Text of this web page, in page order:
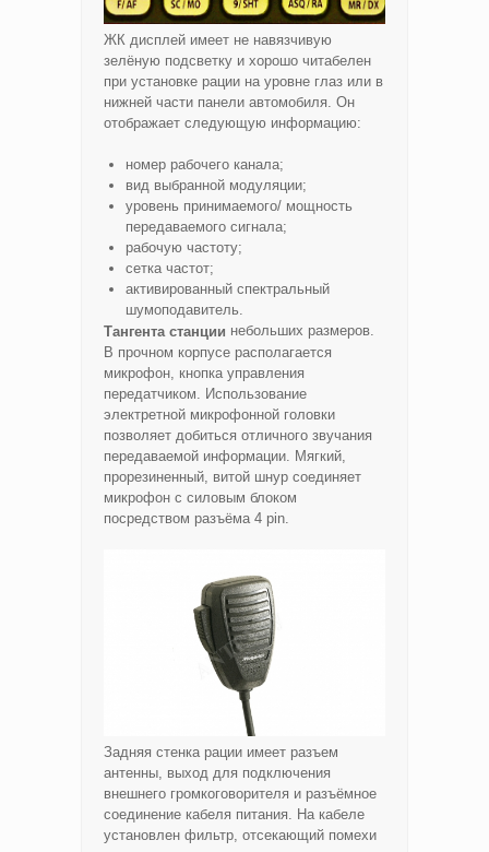
ЖК дисплей имеет не навязчивую
зелёную подсветку и хорошо читабелен
при установке рации на уровне глаз или в
нижней части панели автомобиля. Он
отображает следующую информацию:
номер рабочего канала;
вид выбранной модуляции;
уровень принимаемого/ мощность
передаваемого сигнала;
рабочую частоту;
сетка частот;
активированный спектральный
шумоподавитель.
Тангента станции небольших размеров.
В прочном корпусе располагается
микрофон, кнопка управления
передатчиком. Использование
электретной микрофонной головки
позволяет добиться отличного звучания
передаваемой информации. Мягкий,
прорезиненный, витой шнур соединяет
микрофон с силовым блоком
посредством разъёма 4 pin.
Задняя стенка рации имеет разъем
антенны, выход для подключения
внешнего громкоговорителя и разъёмное
соединение кабеля питания. На кабеле
установлен фильтр, отсекающий помехи